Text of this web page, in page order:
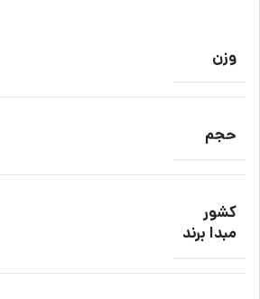
وزن
حجم
کشور
مبدا برند